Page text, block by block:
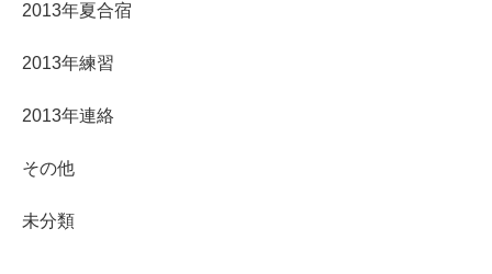
2013年夏合宿
2013年練習
2013年連絡
その他
未分類